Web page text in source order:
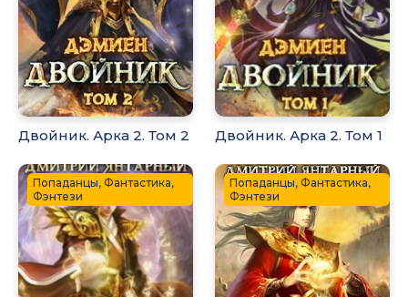
Двойник. Арка 2. Том 2 Двойник. Арка 2. Том 1
Попаданцы, Фантастика,
Фэнтези
Попаданцы, Фантастика,
Фэнтези